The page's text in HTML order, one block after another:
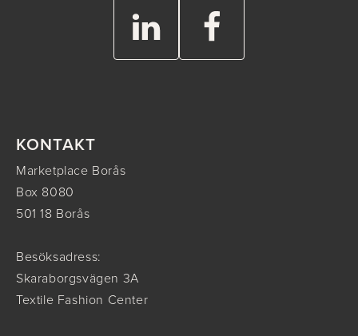
KONTAKT
Marketplace Borås
Box 8080
501 18 Borås
Besöksadress:
Skaraborgsvägen 3A
Textile Fashion Center